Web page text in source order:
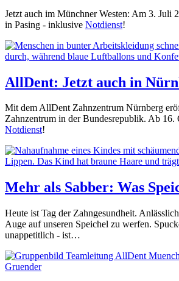
Jetzt auch im Münchner Westen: Am 3. Juli
in Pasing - inklusive Notdienst!
AllDent: Jetzt auch in
Mit dem AllDent Zahnzentrum Nürnberg
Zahnzentrum in der Bundesrepublik. Ab 16.
Notdienst!
Mehr als Sabber: Was
Heute ist Tag der Zahngesundheit.
Auge auf unseren Speichel zu werfen.
unappetitlich - ist…